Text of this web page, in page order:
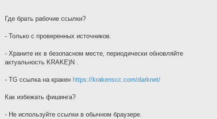
Где брать рабочие ссылки?
- Только с проверенных источников.
- Храните их в безопасном месте, периодически обновляйте
актуальность KRAKE)N .
- TG ссылка на кракен https://krakenscc.com/darknet/
Как избежать фишинга?
- Не используйте ссылки в обычном браузере.